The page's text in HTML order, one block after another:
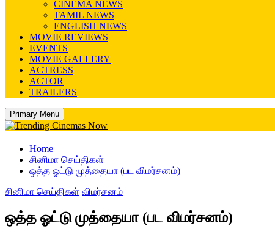
CINEMA NEWS
TAMIL NEWS
ENGLISH NEWS
MOVIE REVIEWS
EVENTS
MOVIE GALLERY
ACTRESS
ACTOR
TRAILERS
Primary Menu
Home
சினிமா செய்திகள்
ஒத்த ஓட்டு முத்தையா (பட விமர்சனம்)
சினிமா செய்திகள் விமர்சனம்
ஒத்த ஓட்டு முத்தையா (பட விமர்சனம்)